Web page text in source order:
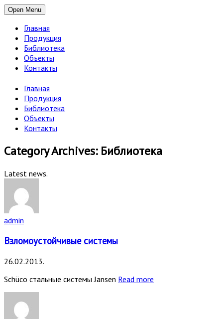
Open Menu
Главная
Продукция
Библиотека
Объекты
Контакты
Главная
Продукция
Библиотека
Объекты
Контакты
Category Archives: Библиотека
Latest news.
admin
Взломоустойчивые системы
26.02.2013.
Schüco стальные системы Jansen Read more